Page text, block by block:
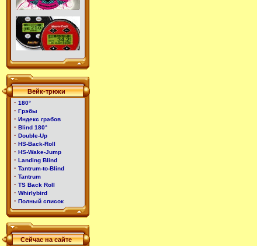
Вейк-трюки
· 180°
· Грэбы
· Индекс грэбов
· Blind 180°
· Double-Up
· HS-Back-Roll
· HS-Wake-Jump
· Landing Blind
· Tantrum-to-Blind
· Tantrum
· TS Back Roll
· Whirlybird
· Полный список
Сейчас на сайте